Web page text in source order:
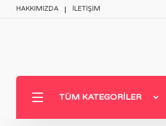
HAKKIMIZDA İLETİŞİM
TÜM KATEGORILER